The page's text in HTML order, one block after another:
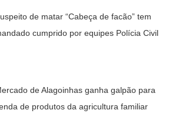
de matar “Cabeça de facão” tem
cumprido por equipes Polícia Civil
de Alagoinhas ganha galpão para
de produtos da agricultura familiar